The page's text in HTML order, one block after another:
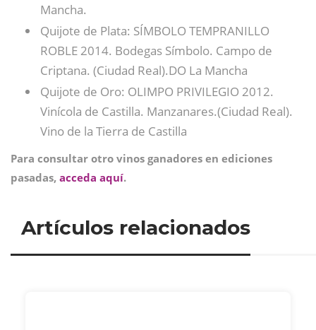
Mancha.
Quijote de Plata: SÍMBOLO TEMPRANILLO
ROBLE 2014. Bodegas Símbolo. Campo de
Criptana. (Ciudad Real).DO La Mancha
Quijote de Oro: OLIMPO PRIVILEGIO 2012.
Vinícola de Castilla. Manzanares.(Ciudad Real).
Vino de la Tierra de Castilla
Para consultar otro vinos ganadores en ediciones
pasadas, acceda aquí.
Artículos relacionados